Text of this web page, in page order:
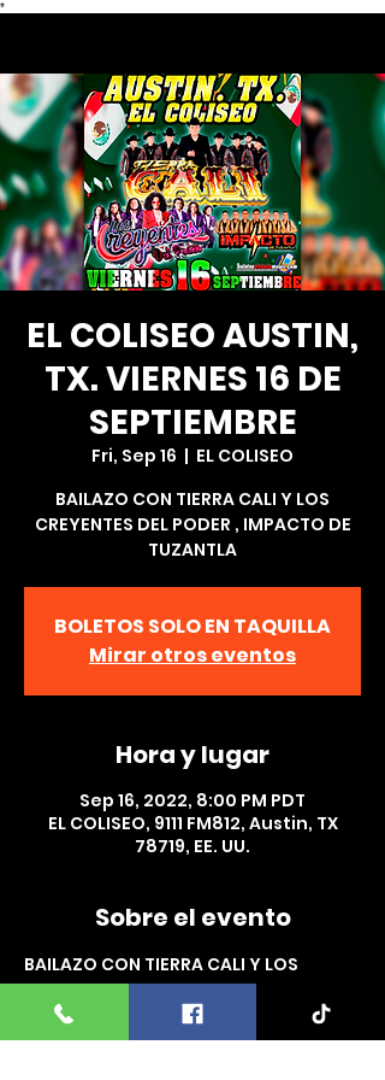
*
EL COLISEO AUSTIN,
TX. VIERNES 16 DE
SEPTIEMBRE
Fri, Sep 16
  |
EL COLISEO
BAILAZO CON TIERRA CALI Y LOS
CREYENTES DEL PODER , IMPACTO DE
TUZANTLA
BOLETOS SOLO EN TAQUILLA
Mirar otros eventos
Hora y lugar
Sep 16, 2022, 8:00 PM PDT
EL COLISEO, 9111 FM812, Austin, TX
78719, EE. UU.
Sobre el evento
BAILAZO CON TIERRA CALI Y LOS
CREYENTES DEL PODER ,   IMPACTO DE
TUZANTLA EN EL COLISEO AUSTIN, TX.
VIERNES 16 DE SEPTIEMBRE NO TE LO